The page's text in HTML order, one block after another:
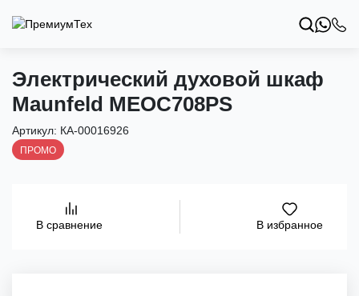
Электрический духовой шкаф
Maunfeld MEOC708PS
Артикул: КА-00016926
ПРОМО
В сравнение В избранное